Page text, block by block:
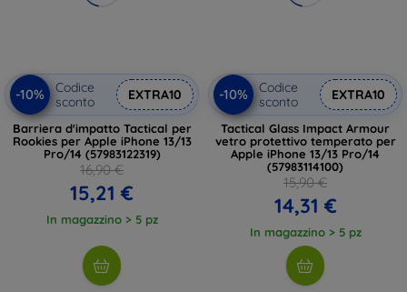
-10%
Codice
sconto
EXTRA10
Barriera d'impatto Tactical per
Rookies per Apple iPhone 13/13
Pro/14 (57983122319)
16,90 €
15,21 €
In magazzino > 5 pz
-10%
Codice
sconto
EXTRA10
Tactical Glass Impact Armour
vetro protettivo temperato per
Apple iPhone 13/13 Pro/14
(57983114100)
15,90 €
14,31 €
In magazzino > 5 pz